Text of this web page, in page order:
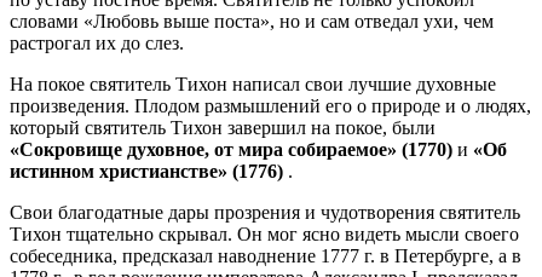
словами «Любовь выше поста», но и сам отведал ухи, чем
растрогал их до слез.
На покое святитель Тихон написал свои лучшие духовные
произведения. Плодом размышлений его о природе и о людях,
который святитель Тихон завершил на покое, были
«Сокровище духовное, от мира собираемое» (1770) и «Об
истинном христианстве» (1776) .
Свои благодатные дары прозрения и чудотворения святитель
Тихон тщательно скрывал. Он мог ясно видеть мысли своего
собеседника, предсказал наводнение 1777 г. в Петербурге, а в